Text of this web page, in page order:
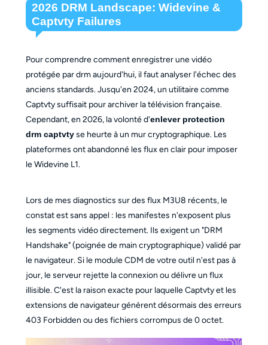
2026 DRM Landscape: Widevine &
Captvty Failures
Pour comprendre comment enregistrer une vidéo
protégée par drm aujourd'hui, il faut analyser l'échec des
anciens standards. Jusqu'en 2024, un utilitaire comme
Captvty suffisait pour archiver la télévision française.
Cependant, en 2026, la volonté d'enlever protection
drm captvtyse heurte à un mur cryptographique. Les
plateformes ont abandonné les flux en clair pour imposer
le Widevine L1.
Lors de mes diagnostics sur des flux M3U8 récents, le
constat est sans appel : les manifestes n'exposent plus
les segments vidéo directement. Ils exigent un "DRM
Handshake" (poignée de main cryptographique) validé par
le navigateur. Si le module CDM de votre outil n'est pas à
jour, le serveur rejette la connexion ou délivre un flux
illisible. C'est la raison exacte pour laquelle Captvty et les
extensions de navigateur génèrent désormais des erreurs
403 Forbidden ou des fichiers corrompus de 0 octet.